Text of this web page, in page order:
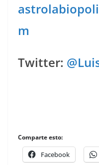
m
Twitter:
Comparte esto:
Facebook